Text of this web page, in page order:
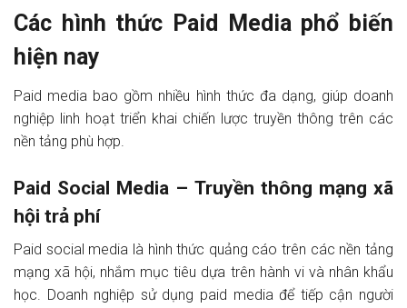
Các hình thức Paid Media phổ biến
hiện nay
Paid media bao gồm nhiều hình thức đa dạng, giúp doanh
nghiệp linh hoạt triển khai chiến lược truyền thông trên các
nền tảng phù hợp.
Paid Social Media – Truyền thông mạng xã
hội trả phí
Paid social media là hình thức quảng cáo trên các nền tảng
mạng xã hội, nhắm mục tiêu dựa trên hành vi và nhân khẩu
học. Doanh nghiệp sử dụng paid media để tiếp cận người